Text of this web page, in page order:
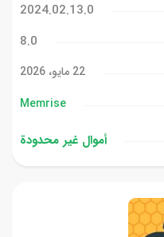
2024.02.13.0
8.0
22 مايو، 2026
Memrise‏
أموال غیر محدودة